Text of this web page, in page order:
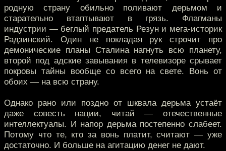
родную страну обильно поливают дерьмом и
старательно втаптывают в грязь. Флагманы
индустрии — беглый предатель Резун и мега-историк
Радзинский. Один не покладая рук строчит про
демонические планы Сталина нагнуть всю планету,
второй под адские завывания в телевизоре срывает
покровы тайны вообще со всего на свете. Вонь от
обоих — на всю страну.
Однако рано или поздно от шквала дерьма устаёт
даже совесть нации, читай — отечественные
интеллектуалы. И напор дерьма постепенно слабеет.
Потому что те, кто за вонь платит, считают — уже
достаточно. И больше на агитацию денег не дают.